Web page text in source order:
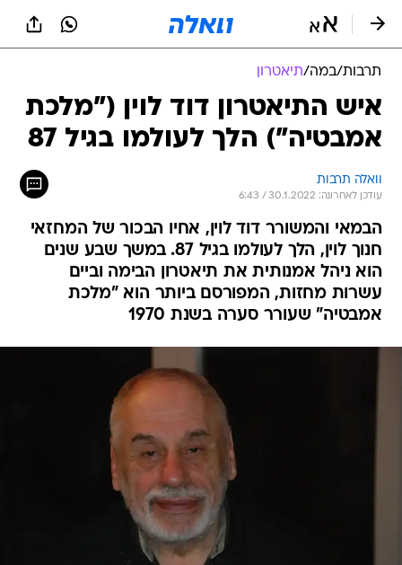
תרבות/במה/תיאטרון
איש התיאטרון דוד לוין ("מלכת
אמבטיה") הלך לעולמו בגיל 87
וואלה תרבות
עודכן לאחרונה: 30.1.2022 / 6:43
הבמאי והמשורר דוד לוין, אחיו הבכור של המחזאי
חנוך לוין, הלך לעולמו בגיל 87. במשך שבע שנים
הוא ניהל אמנותית את תיאטרון הבימה וביים
עשרות מחזות, המפורסם ביותר הוא "מלכת
אמבטיה" שעורר סערה בשנת 1970